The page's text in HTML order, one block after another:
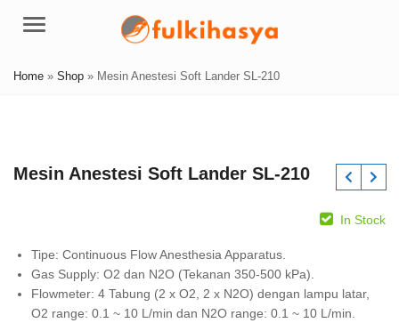
Menu
Home » Shop » Mesin Anestesi Soft Lander SL-210
Mesin Anestesi Soft Lander SL-210
In Stock
Tipe: Continuous Flow Anesthesia Apparatus.
Gas Supply: O2 dan N2O (Tekanan 350-500 kPa).
Flowmeter: 4 Tabung (2 x O2, 2 x N2O) dengan lampu latar,
O2 range: 0.1 ~ 10 L/min dan N2O range: 0.1 ~ 10 L/min.